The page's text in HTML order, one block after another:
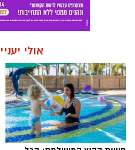
חוויית הקיץ המושלמת: הכל
במקום אחד ברשת הקאנטרי-
חודשיים + חודש מתנה (כולל
החגים!)
חדשות